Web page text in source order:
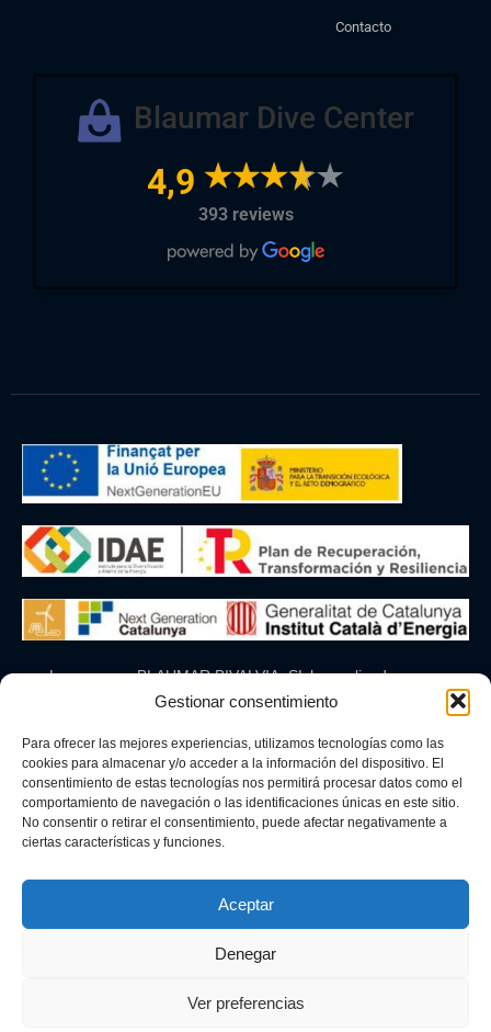
Gestionar consentimiento
Para ofrecer las mejores experiencias, utilizamos tecnologías como las
cookies para almacenar y/o acceder a la información del dispositivo. El
consentimiento de estas tecnologías nos permitirá procesar datos como el
comportamiento de navegación o las identificaciones únicas en este sitio.
No consentir o retirar el consentimiento, puede afectar negativamente a
ciertas características y funciones.
Aceptar
Denegar
Ver preferencias
Contacto
Blaumar Dive Center
4,9
393 reviews
La empresa BLAUMAR BIVALVIA, SL ha realizado una
instalación fotovoltaica de 9.24 kWp acogiéndose al
almacenamiento, con Fuentes de energía renovable, en
el marco del Plan de recuperación, Transformación y
Resilencia, financiado por la unión europea-
NextGenerationEU. La ayuda recibida por la Unión
Esta instalación implica un ahorro energético de
11.962,31 kWh anuales, así como una reducción de 2
toneladas de CO2 al año.